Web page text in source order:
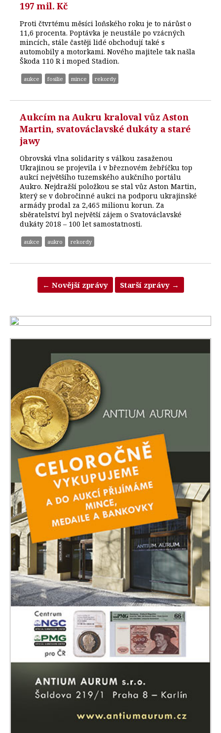
197 mil. Kč
Proti čtvrtému měsíci loňského roku je to nárůst o
11,6 procenta. Poptávka je neustále po vzácných
mincích, stále častěji lidé obchodují také s
automobily a motorkami. Nového majitele tak našla
Škoda 110 R i moped Stadion.
aukce fosilie mince rekordy
Aukcím na Aukru kraloval vůz Aston
Martin, svatováclavské dukáty a staré
jawy
Obrovská vlna solidarity s válkou zasaženou
Ukrajinou se projevila i v březnovém žebříčku top
aukcí největšího tuzemského aukčního portálu
Aukro. Nejdražší položkou se stal vůz Aston Martin,
který se v dobročinné aukci na podporu ukrajinské
armády prodal za 2,465 milionu korun. Za
sběratelství byl největší zájem o Svatováclavské
dukáty 2018 – 100 let samostatnosti.
aukce aukro rekordy
← Novější zprávy Starší zprávy →